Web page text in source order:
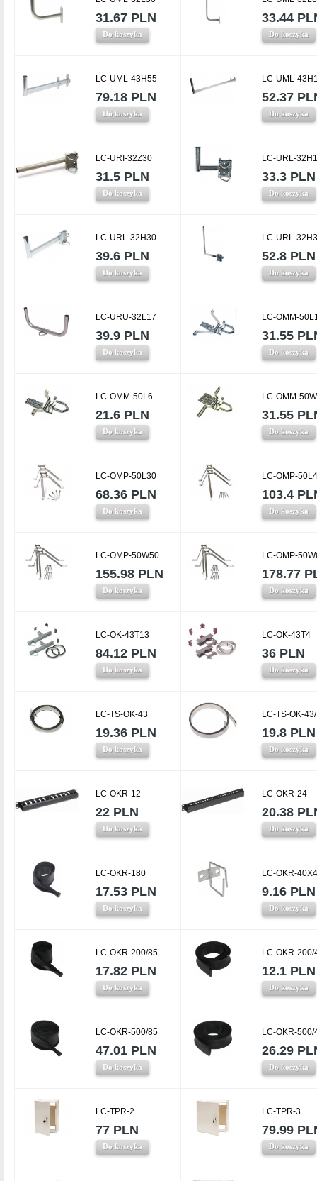
31.67 PLN
Do koszyka
33.44
Do koszyka
LC-UML-43H55
79.18 PLN
Do koszyka
LC-UML-
52.37
Do koszyka
LC-URI-32Z30
31.5 PLN
Do koszyka
LC-URL-
33.3 PLN
Do koszyka
LC-URL-32H30
39.6 PLN
Do koszyka
LC-URL-
52.8 PLN
Do koszyka
LC-URU-32L17
39.9 PLN
Do koszyka
LC-OMM-
31.55
Do koszyka
LC-OMM-50L6
21.6 PLN
Do koszyka
LC-OMM-
31.55
Do koszyka
LC-OMP-50L30
68.36 PLN
Do koszyka
LC-OMP-
103.4
Do koszyka
LC-OMP-50W50
155.98 PLN
Do koszyka
LC-OMP-
178.77
Do koszyka
LC-OK-43T13
84.12 PLN
Do koszyka
LC-OK-43T4
36 PLN
Do koszyka
LC-TS-OK-43
19.36 PLN
Do koszyka
LC-TS-OK-
19.8 PLN
Do koszyka
LC-OKR-12
22 PLN
Do koszyka
LC-OKR-24
20.38
Do koszyka
LC-OKR-180
17.53 PLN
Do koszyka
LC-OKR-
9.16 PLN
Do koszyka
LC-OKR-200/85
17.82 PLN
Do koszyka
LC-OKR-200/
12.1 PLN
Do koszyka
LC-OKR-500/85
47.01 PLN
Do koszyka
LC-OKR-500/
26.29
Do koszyka
LC-TPR-2
77 PLN
Do koszyka
LC-TPR-3
79.99
Do koszyka